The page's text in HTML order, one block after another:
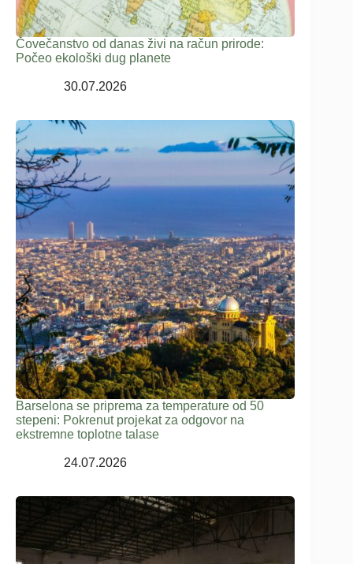
Čovečanstvo od danas živi na račun prirode:
Počeo ekološki dug planete
30.07.2026
Barselona se priprema za temperature od 50
stepeni: Pokrenut projekat za odgovor na
ekstremne toplotne talase
24.07.2026